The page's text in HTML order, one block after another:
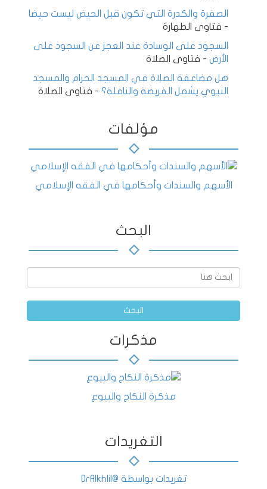
الصفرة والكدرة التي تكون قبل الحيض ليست حيضا
- فتاوى الطهارة
السجود على الوسادة عند العجز عن السجود على
الأرض - فتاوى الصلاة
هل مضاعفة الصلاة في المسجد الحرام والمسجد
النبوي يشمل الفريضة والنافلة؟ - فتاوى الصلاة
مؤلفات
الأسهم والسندات وأحكامها في الفقه الإسلامي
البحث
البحث
مذكرات
مذكرة النكاح والبيوع
التغريدات
تغريدات بواسطة @DrAlkhlil